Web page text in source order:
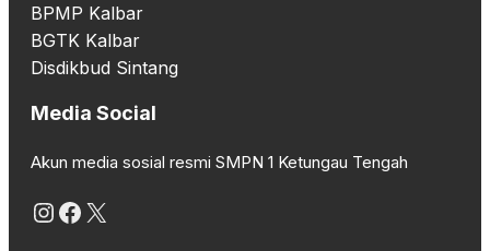
BPMP Kalbar
BGTK Kalbar
Disdikbud Sintang
Media Social
Akun media sosial resmi SMPN 1 Ketungau Tengah
Instagram
Facebook
X